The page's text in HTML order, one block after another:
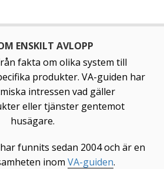
ENSKILT AVLOPP
fakta om olika system till
produkter. VA-guiden har
intressen vad gäller
eller tjänster gentemot
husägare.
funnits sedan 2004 och är en
inom VA-guiden.